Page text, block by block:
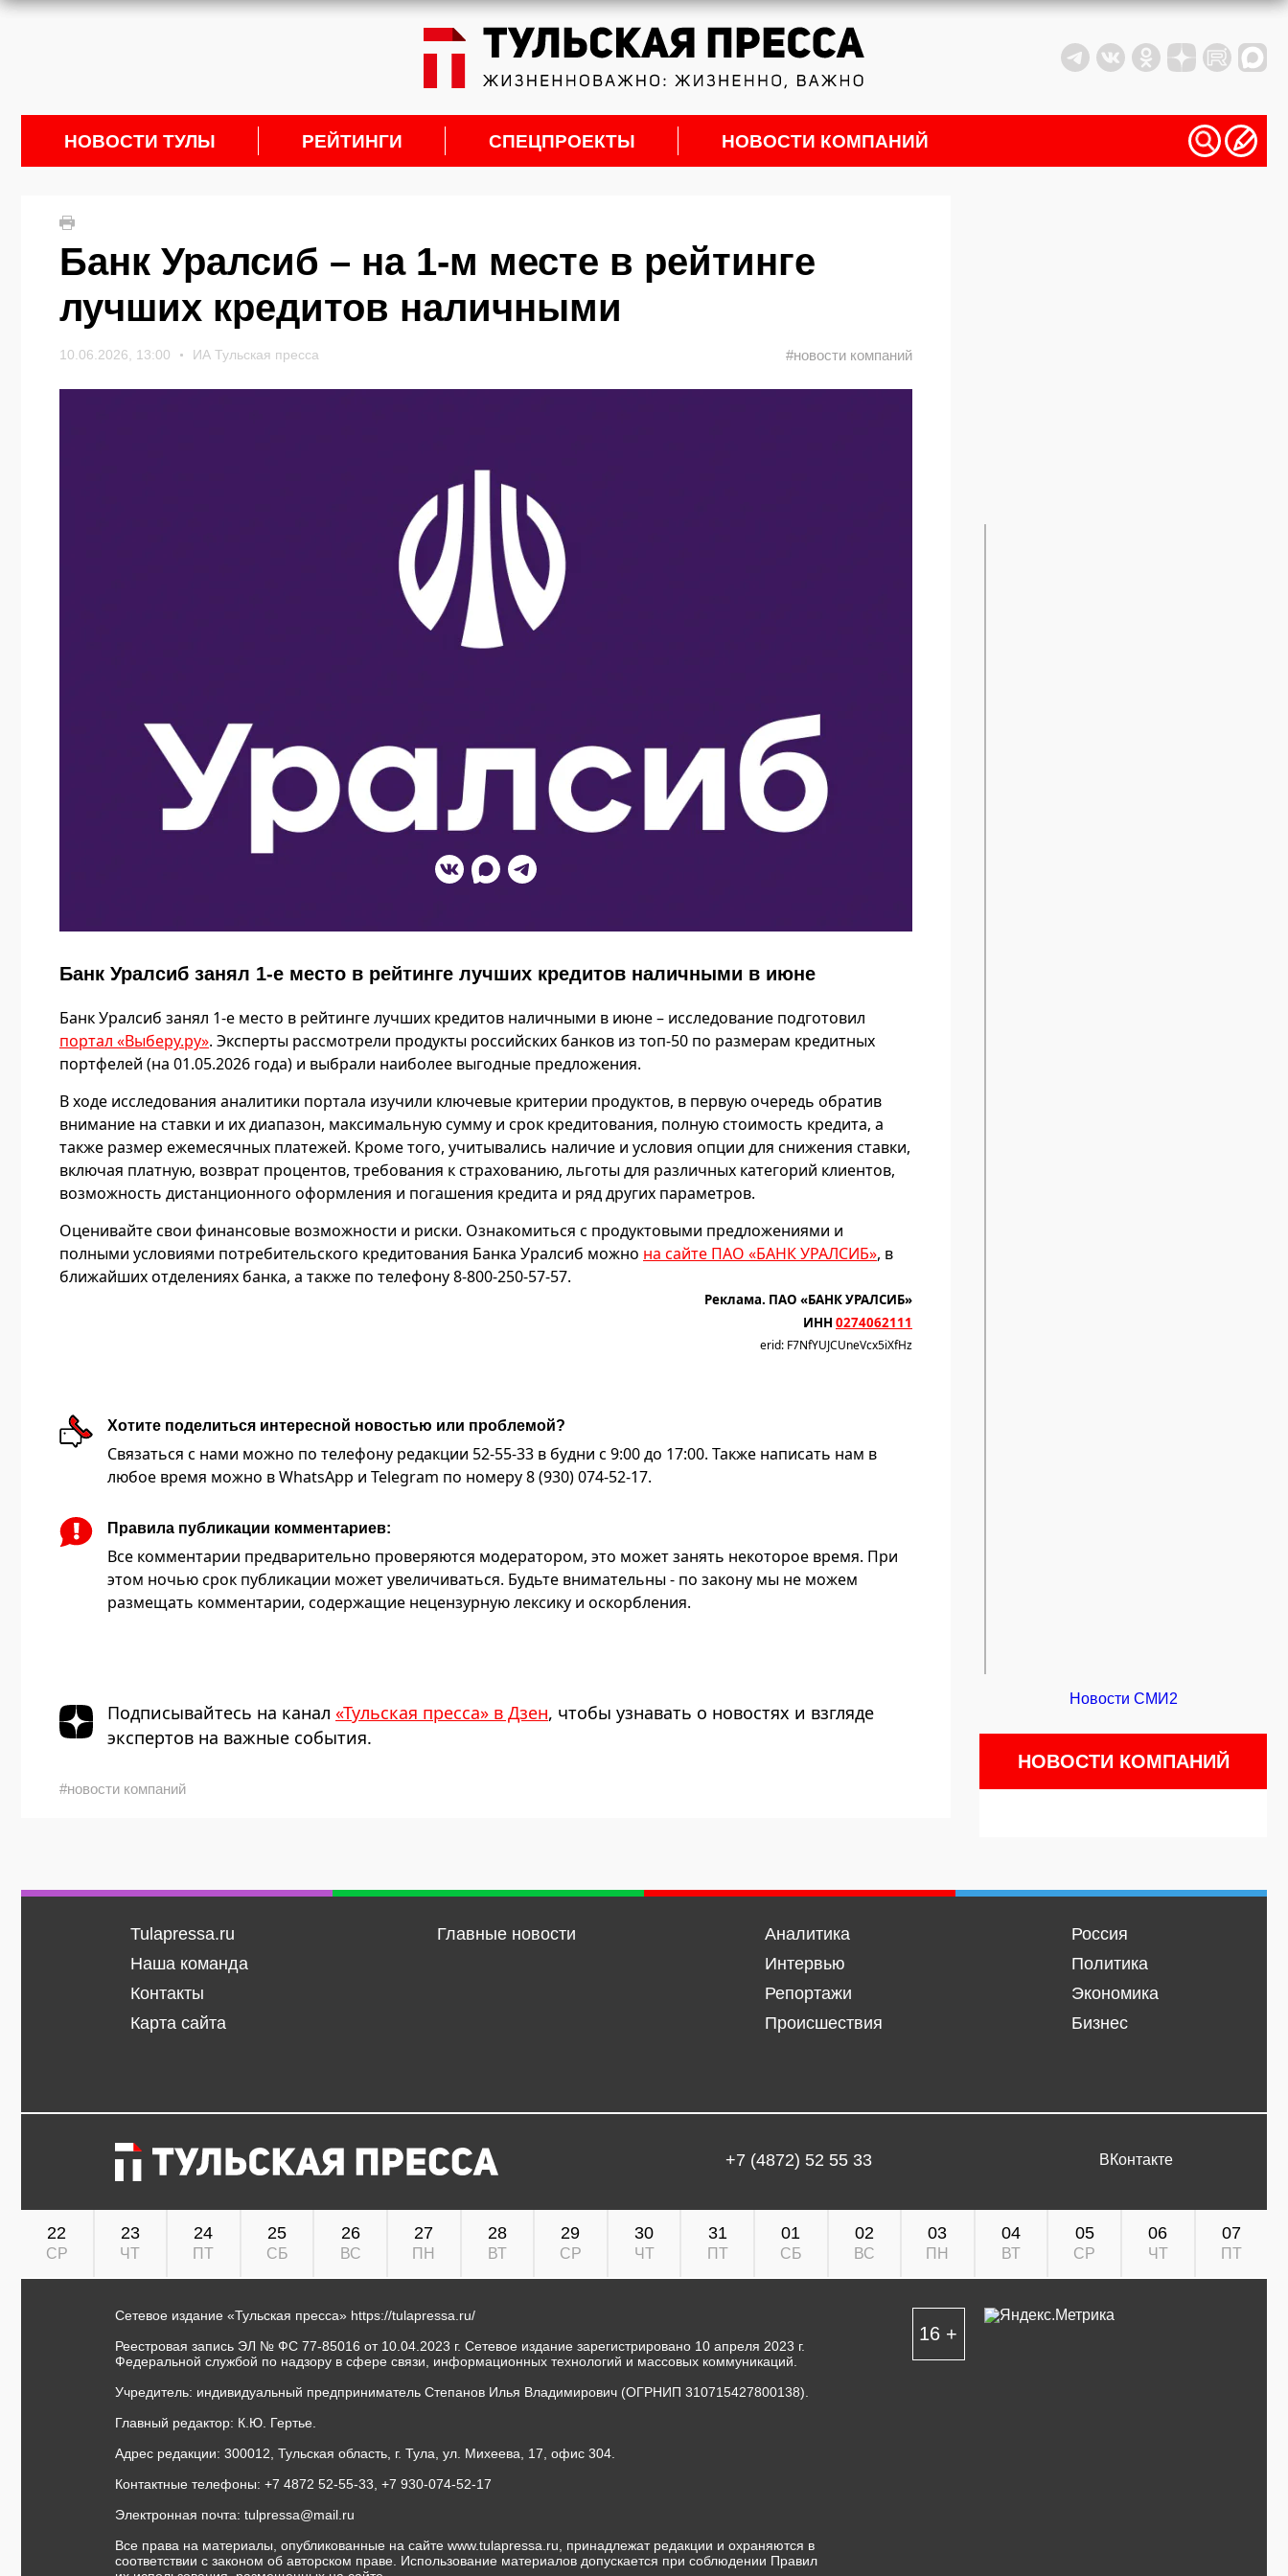
НОВОСТИ ТУЛЫ РЕЙТИНГИ СПЕЦПРОЕКТЫ НОВОСТИ КОМПАНИЙ
Банк Уралсиб – на 1-м месте в рейтинге
лучших кредитов наличными
10.06.2026, 13:00 ИА Тульская пресса #новости компаний
Банк Уралсиб занял 1-е место в рейтинге лучших кредитов наличными в июне
Банк Уралсиб занял 1-е место в рейтинге лучших кредитов наличными в июне – исследование подготовил
портал «Выберу.ру». Эксперты рассмотрели продукты российских банков из топ-50 по размерам кредитных
портфелей (на 01.05.2026 года) и выбрали наиболее выгодные предложения.
В ходе исследования аналитики портала изучили ключевые критерии продуктов, в первую очередь обратив
внимание на ставки и их диапазон, максимальную сумму и срок кредитования, полную стоимость кредита, а
также размер ежемесячных платежей. Кроме того, учитывались наличие и условия опции для снижения ставки,
включая платную, возврат процентов, требования к страхованию, льготы для различных категорий клиентов,
возможность дистанционного оформления и погашения кредита и ряд других параметров.
Оценивайте свои финансовые возможности и риски. Ознакомиться с продуктовыми предложениями и
полными условиями потребительского кредитования Банка Уралсиб можно на сайте ПАО «БАНК УРАЛСИБ», в
ближайших отделениях банка, а также по телефону 8-800-250-57-57.
Реклама. ПАО «БАНК УРАЛСИБ»
ИНН 0274062111
erid: F7NfYUJCUneVcx5iXfHz
Хотите поделиться интересной новостью или проблемой?
Связаться с нами можно по телефону редакции 52-55-33 в будни с 9:00 до 17:00. Также написать нам в
любое время можно в WhatsApp и Telegram по номеру 8 (930) 074-52-17.
Правила публикации комментариев:
Все комментарии предварительно проверяются модератором, это может занять некоторое время. При
этом ночью срок публикации может увеличиваться. Будьте внимательны - по закону мы не можем
размещать комментарии, содержащие нецензурную лексику и оскорбления.
Подписывайтесь на канал «Тульская пресса» в Дзен, чтобы узнавать о новостях и взгляде
экспертов на важные события.
#новости компаний
Новости СМИ2
НОВОСТИ КОМПАНИЙ
Tulapressa.ru
Наша команда
Контакты
Карта сайта
Главные новости
Аналитика
Интервью
Репортажи
Происшествия
Россия
Политика
Экономика
Бизнес
+7 (4872) 52 55 33 ВКонтакте
22
СР
23
ЧТ
24
ПТ
25
СБ
26
ВС
27
ПН
28
ВТ
29
СР
30
ЧТ
31
ПТ
01
СБ
02
ВС
03
ПН
04
ВТ
05
СР
06
ЧТ
07
ПТ
Сетевое издание «Тульская пресса» https://tulapressa.ru/
Реестровая запись ЭЛ № ФС 77-85016 от 10.04.2023 г. Сетевое издание зарегистрировано 10 апреля 2023 г.
Федеральной службой по надзору в сфере связи, информационных технологий и массовых коммуникаций.
Учредитель: индивидуальный предприниматель Степанов Илья Владимирович (ОГРНИП 310715427800138).
Главный редактор: К.Ю. Гертье.
Адрес редакции: 300012, Тульская область, г. Тула, ул. Михеева, 17, офис 304.
Контактные телефоны: +7 4872 52-55-33, +7 930-074-52-17
Электронная почта: tulpressa@mail.ru
Все права на материалы, опубликованные на сайте www.tulapressa.ru, принадлежат редакции и охраняются в
соответствии с законом об авторском праве. Использование материалов допускается при соблюдении Правил
16 +